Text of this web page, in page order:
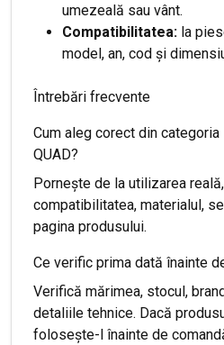
umezeală sau vânt.
Compatibilitatea: la
model, an, cod și
Întrebări frecvente
Cum aleg corect din categoria
QUAD?
Pornește de la utilizarea
compatibilitatea, materialul,
pagina produsului.
Ce verific prima dată înainte
Verifică mărimea, stocul,
detaliile tehnice. Dacă
folosește-l înainte de